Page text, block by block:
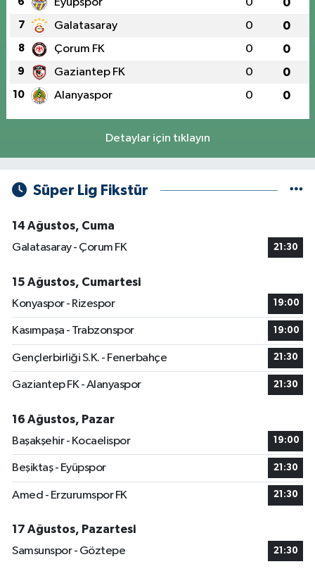
Eyüpspor 0 0
7 Galatasaray 0 0
8 Çorum FK 0 0
9 Gaziantep FK 0 0
10 Alanyaspor 0 0
Detaylar için tıklayın
Süper Lig Fikstür
14 Ağustos, Cuma
Galatasaray - Çorum FK
21:30
15 Ağustos, Cumartesi
Konyaspor - Rizespor
19:00
Kasımpaşa - Trabzonspor 19:00
Gençlerbirliği S.K. - Fenerbahçe 21:30
Gaziantep FK - Alanyaspor 21:30
16 Ağustos, Pazar
Başakşehir - Kocaelispor
19:00
Beşiktaş - Eyüpspor 21:30
Amed - Erzurumspor FK 21:30
17 Ağustos, Pazartesi
Samsunspor - Göztepe
21:30